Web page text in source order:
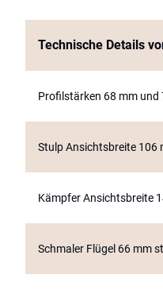
Technische Details
Profilstärken 68 mm
Stulp Ansichtsbreite
Kämpfer Ansichtsbreite
schmaler Flügel 66 mm